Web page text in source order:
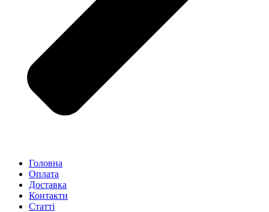
Головна
Оплата
Доставка
Контакти
Статті